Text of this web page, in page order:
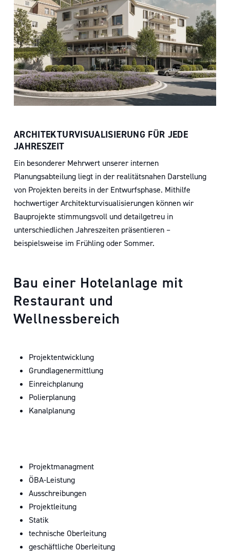
ARCHITEKTURVISUALISIERUNG FÜR JEDE
JAHRESZEIT
Ein besonderer Mehrwert unserer internen
Planungsabteilung liegt in der realitätsnahen Darstellung
von Projekten bereits in der Entwurfsphase. Mithilfe
hochwertiger Architekturvisualisierungen können wir
Bauprojekte stimmungsvoll und detailgetreu in
unterschiedlichen Jahreszeiten präsentieren –
beispielsweise im Frühling oder Sommer.
Bau einer Hotelanlage mit
Restaurant und
Wellnessbereich
Projektentwicklung
Grundlagenermittlung
Einreichplanung
Polierplanung
Kanalplanung
Projektmanagment
ÖBA-Leistung
Ausschreibungen
Projektleitung
Statik
technische Oberleitung
geschäftliche Oberleitung